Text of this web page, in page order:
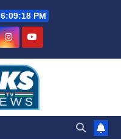
6:09:19 PM